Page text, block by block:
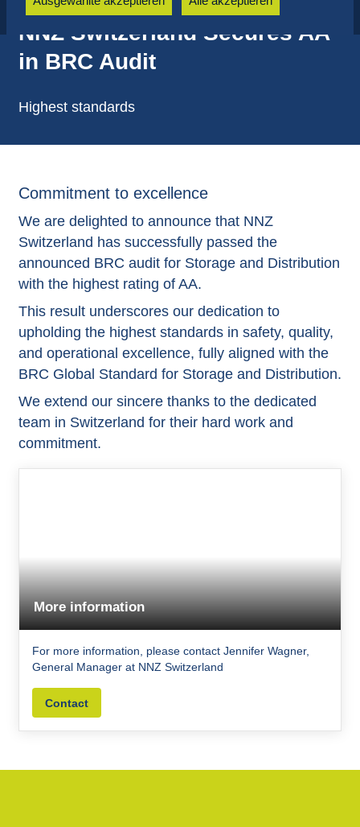
NNZ Switzerland Secures AA
in BRC Audit
Highest standards
Commitment to excellence
We are delighted to announce that NNZ
Switzerland has successfully passed the
announced BRC audit for Storage and Distribution
with the highest rating of AA.
This result underscores our dedication to
upholding the highest standards in safety, quality,
and operational excellence, fully aligned with the
BRC Global Standard for Storage and Distribution.
We extend our sincere thanks to the dedicated
team in Switzerland for their hard work and
commitment.
More information
For more information, please contact Jennifer Wagner,
General Manager at NNZ Switzerland
Contact